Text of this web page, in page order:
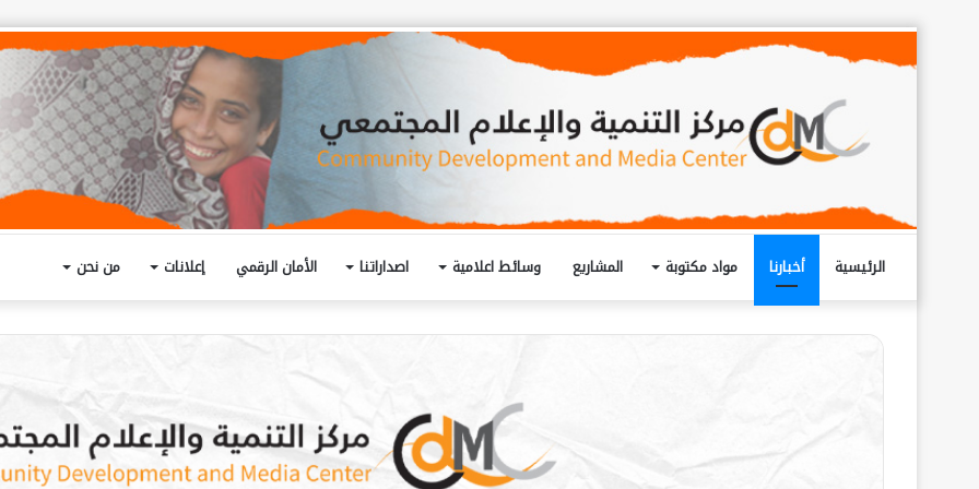
الرئيسية أخبارنا مواد مكتوبة المشاريع وسائط اعلامية اصداراتنا الأمان الرقمي إعلانات من نحن